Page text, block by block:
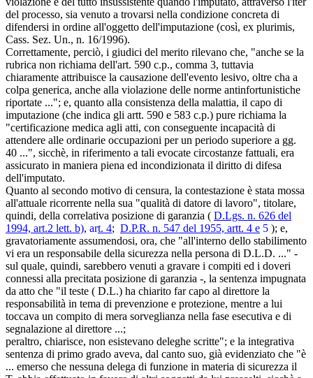
del processo, sia venuto a trovarsi nella condizione concreta di
difendersi in ordine all'oggetto dell'imputazione (così, ex plurimis,
Cass. Sez. Un., n. 16/1996).
Correttamente, perciò, i giudici del merito rilevano che, "anche se la
rubrica non richiama dell'art. 590 c.p., comma 3, tuttavia
chiaramente attribuisce la causazione dell'evento lesivo, oltre cha a
colpa generica, anche alla violazione delle norme antinfortunistiche
riportate ..."; e, quanto alla consistenza della malattia, il capo di
imputazione (che indica gli artt. 590 e 583 c.p.) pure richiama la
"certificazione medica agli atti, con conseguente incapacità di
attendere alle ordinarie occupazioni per un periodo superiore a gg.
40 ...", sicchè, in riferimento a tali evocate circostanze fattuali, era
assicurato in maniera piena ed incondizionata il diritto di difesa
dell'imputato.
Quanto al secondo motivo di censura, la contestazione è stata mossa
all'attuale ricorrente nella sua "qualità di datore di lavoro", titolare,
quindi, della correlativa posizione di garanzia ( D.Lgs. n. 626 del
1994, art.2 lett. b), art. 4; D.P.R. n. 547 del 1955, artt. 4 e 5 ); e,
gravatoriamente assumendosi, ora, che "all'interno dello stabilimento
vi era un responsabile della sicurezza nella persona di D.L.D. ..." -
sul quale, quindi, sarebbero venuti a gravare i compiti ed i doveri
connessi alla precitata posizione di garanzia -, la sentenza impugnata
da atto che "il teste ( D.L.) ha chiarito far capo al direttore la
responsabilità in tema di prevenzione e protezione, mentre a lui
toccava un compito di mera sorveglianza nella fase esecutiva e di
segnalazione al direttore ...;
peraltro, chiarisce, non esistevano deleghe scritte"; e la integrativa
sentenza di primo grado aveva, dal canto suo, già evidenziato che "è
... emerso che nessuna delega di funzione in materia di sicurezza il